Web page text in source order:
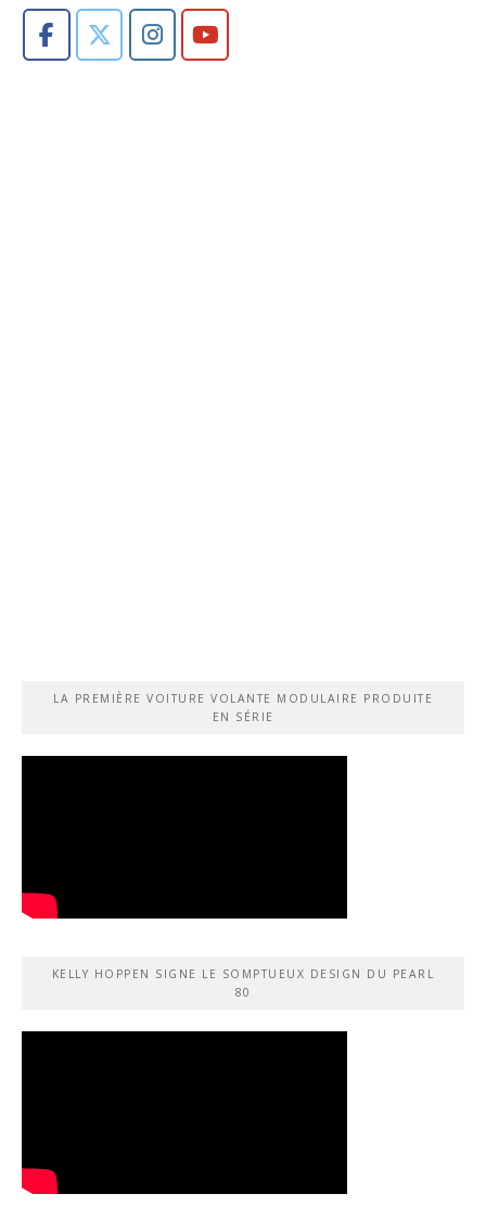
LA PREMIÈRE VOITURE VOLANTE MODULAIRE PRODUITE
EN SÉRIE
KELLY HOPPEN SIGNE LE SOMPTUEUX DESIGN DU PEARL
80